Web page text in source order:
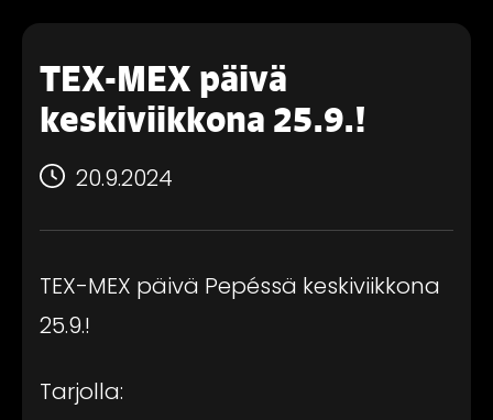
TEX-MEX päivä
keskiviikkona 25.9.!
20.9.2024
TEX-MEX päivä Pepéssä keskiviikkona
25.9.!
Tarjolla: